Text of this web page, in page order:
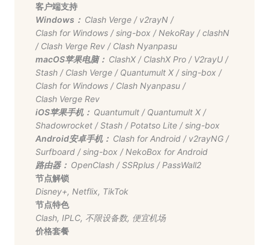
客户端支持
Windows： Clash Verge/ v2rayN/
Clash for Windows/sing-box/ NekoRay/clashN
/ Clash Verge Rev/ Clash Nyanpasu
macOS苹果电脑： ClashX/ ClashX Pro/ V2rayU/
Stash/ Clash Verge/ Quantumult X/sing-box/
Clash for Windows/ Clash Nyanpasu/
Clash Verge Rev
iOS苹果手机： Quantumult/ Quantumult X/
Shadowrocket/Stash/ Potatso Lite/sing-box
Android安卓手机： Clash for Android/ v2rayNG/
Surfboard/sing-box/ NekoBox for Android
路由器： OpenClash/SSRplus/ PassWall2
节点解锁
Disney+, Netflix, TikTok
节点特色
Clash, IPLC, 不限设备数, 便宜机场
价格套餐